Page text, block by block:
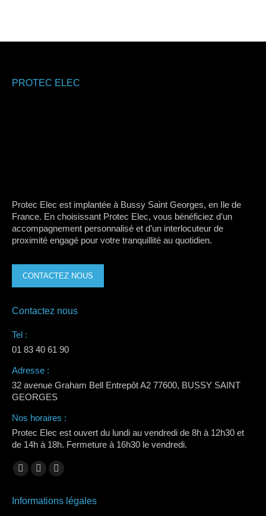
PROTEC ELEC
Protec Elec est implantée à Bussy Saint Georges, en Ile de
France. En choisissant Protec Elec, vous bénéficiez d’un
accompagnement personnalisé et d’un interlocuteur de
proximité engagé pour votre tranquillité au quotidien.
CONTACTEZ NOUS
Contactez nous
Tel :
01 83 40 61 90
Adresse :
32 avenue Graham Bell Entrepôt A2 77600, BUSSY SAINT
GEORGES
Nos horaires :
Protec Elec est ouvert du lundi au vendredi de 8h à 12h30 et
de 14h à 18h. Fermeture à 16h30 le vendredi.
Trouvez nous sur :
La
Facebook
La
LinkedIn
La
Instagram
Informations légales